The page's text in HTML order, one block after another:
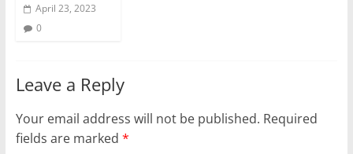
April 23, 2023
0
Leave a Reply
Your email address will not be published. Required
fields are marked *